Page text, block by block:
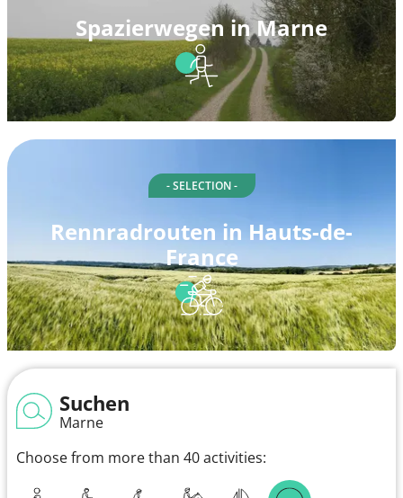
Spazierwegen in Marne
- SELECTION -
Rennradrouten in Hauts-de-
France
Suchen
Marne
Choose from more than 40 activities: